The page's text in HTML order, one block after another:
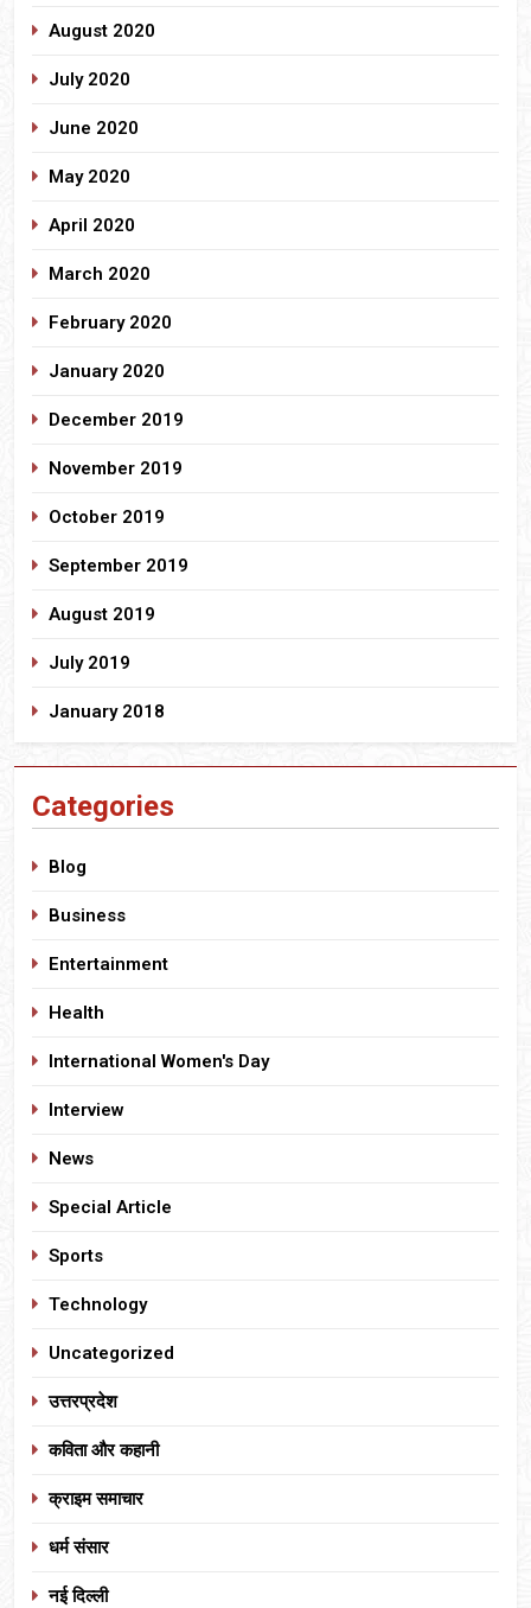
August 2020
July 2020
June 2020
May 2020
April 2020
March 2020
February 2020
January 2020
December 2019
November 2019
October 2019
September 2019
August 2019
July 2019
January 2018
Categories
Blog
Business
Entertainment
Health
International Women's Day
Interview
News
Special Article
Sports
Technology
Uncategorized
उत्तरप्रदेश
कविता और कहानी
क्राइम समाचार
धर्म संसार
नई दिल्ली